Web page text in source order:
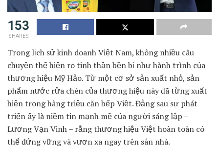
153
SHARES
Trong lịch sử kinh doanh Việt Nam, không nhiều câu
chuyện thể hiện rõ tinh thần bền bỉ như hành trình của
thương hiệuMỹ Hảo. Từ một cơ sở sản xuất nhỏ, sản
phẩm nước rửa chén của thương hiệu này đã từng xuất
hiện trong hàng triệu căn bếp Việt. Đằng sau sự phát
triển ấy là niềm tin mạnh mẽ của người sáng lập –
Lương Vạn Vinh– rằng thương hiệu Việt hoàn toàn có
thể đứng vững và vươn xa ngay trên sân nhà.